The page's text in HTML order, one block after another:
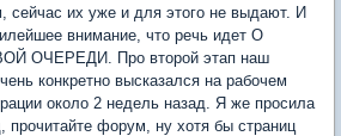
сейчас их уже и для этого не выдают. И
внимание, что речь идет О
ОЧЕРЕДИ. Про второй этап наш
конкретно высказался на рабочем
около 2 недель назад. Я же просила
прочитайте форум, ну хотя бы страниц